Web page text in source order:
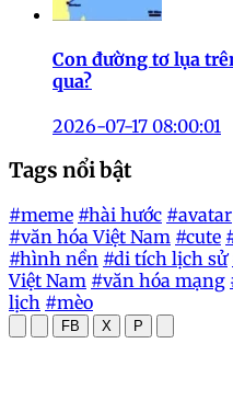
Con đường tơ lụa
qua?
2026-07-17 08:00:01
Tags nổi bật
#meme #hài hước #avatar
#văn hóa Việt Nam #cute
#hình nền #di tích lịch sử
Việt Nam #văn hóa mạng
lịch #mèo
FB X P